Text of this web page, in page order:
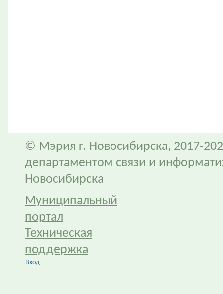
© Мэрия г. Новосибирска, 2017-
департаментом связи и
Новосибирска
Муниципальный
портал
Техническая
поддержка
Вход